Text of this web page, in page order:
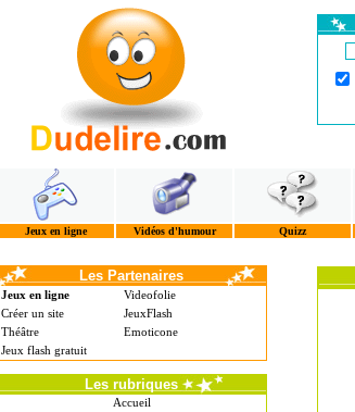
Jeux en ligne Vidéos d'humour Quizz
Les Partenaires
Jeux en ligne
Créer un site
Théâtre
Jeux flash gratuit
Videofolie
JeuxFlash
Emoticone
Les rubriques
Accueil